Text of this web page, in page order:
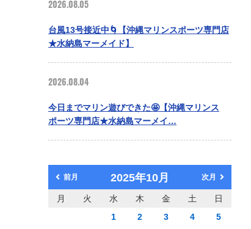
2026.08.05
台風13号接近中🌀【沖縄マリンスポーツ専門店
★水納島マーメイド】
2026.08.04
今日までマリン遊びできた🤩【沖縄マリンス
ポーツ専門店★水納島マーメイ…
前月 2025年10月 次月
月 火 水 木 金 土
日
1
2 3 4
5